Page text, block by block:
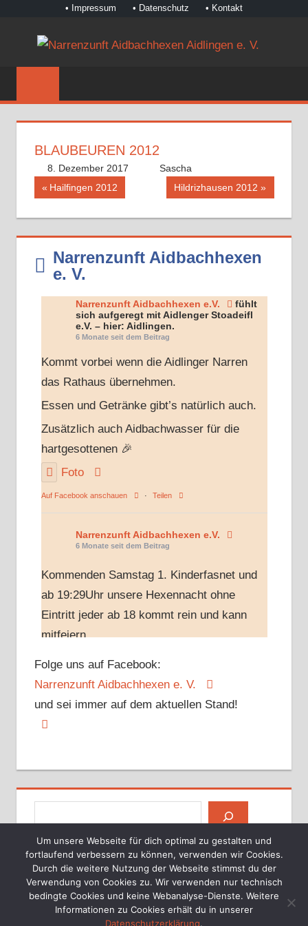
• Impressum • Datenschutz • Kontakt
springen
Aidbachhexen
BLAUBEUREN 2012
8. Dezember 2017 Sascha
Beitragsnavigation
Vorheriger
Hailfingen 2012
Nächster
Hildrizhausen 2012
Narrenzunft Aidbachhexen
e. V.
Narrenzunft Aidbachhexen e.V.
fühlt
sich aufgeregt mit Aidlenger Stoadeifl
e.V. – hier: Aidlingen.
6 Monate seit dem Beitrag
Kommt vorbei wenn die Aidlinger Narren
das Rathaus übernehmen.
Essen und Getränke gibt’s natürlich auch.
Zusätzlich auch Aidbachwasser für die
hartgesottenen 🎉
Foto
Auf Facebook anschauen · Teilen
Narrenzunft Aidbachhexen e.V.
6 Monate seit dem Beitrag
Kommenden Samstag 1. Kinderfasnet und
ab 19:29Uhr unsere Hexennacht ohne
Eintritt jeder ab 18 kommt rein und kann
mitfeiern
Auf Facebook anschauen · Teilen
#fasnet #aidlingen
#aidbachhexen
#aidlingerstoadeifl
#deufringerberghexen
Foto
Auf Facebook anschauen · Teilen
Narrenzunft Aidbachhexen e.V.
Folge uns auf Facebook:
Narrenzunft Aidbachhexen e. V.
und sei immer auf dem aktuellen Stand!
WordPress-Theme: Tortuga von ThemeZee.
Um unsere Webseite für dich optimal zu gestalten und
fortlaufend verbessern zu können, verwenden wir Cookies.
Durch die weitere Nutzung der Webseite stimmst du der
Verwendung von Cookies zu. Wir verwenden nur technisch
bedingte Cookies und keine Webanalyse-Dienste. Weitere
Informationen zu Cookies erhält du in unserer
Datenschutzerklärung.